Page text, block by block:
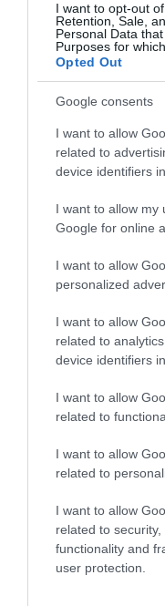
I want to opt-out
Retention, Sale,
Personal Data
Purposes for
Opted Out
Google consents
I want to allow
related to
device identifiers
I want to allow my
Google for online
I want to allow
personalized
I want to allow
related to
device identifiers
I want to allow
related to
I want to allow
related to
I want to allow
related to
functionality and
user protection.
számunkra
kiegészítőket
sok buktató is
sok hibát is…